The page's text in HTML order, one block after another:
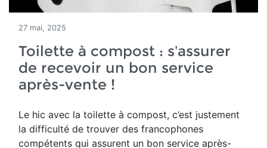
27 mai, 2025
Toilette à compost : s’assurer
de recevoir un bon service
après-vente !
Le hic avec la toilette à compost, c’est justement
la difficulté de trouver des francophones
compétents qui assurent un bon service après-